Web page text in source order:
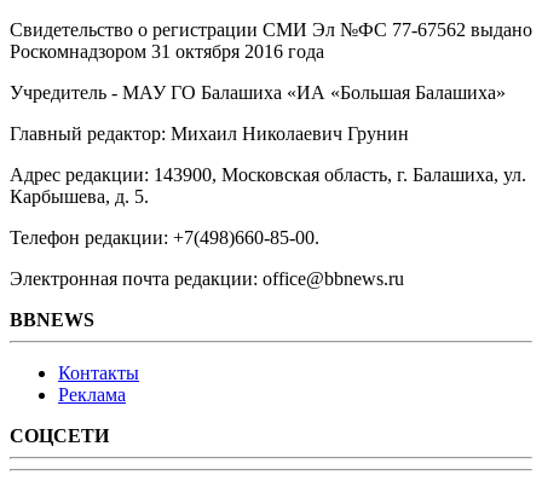
Свидетельство о регистрации СМИ Эл №ФС ‎77-67562 выдано
Роскомнадзором 31 октября 2016 года
Учредитель - МАУ ГО Балашиха «ИА «Большая Балашиха»
Главный редактор: Михаил Николаевич Грунин
Адрес редакции: 143900, Московская область, г. Балашиха, ул.
Карбышева, д. 5.
Телефон редакции: +7(498)660-85-00.
Электронная почта редакции: office@bbnews.ru
BBNEWS
Контакты
Реклама
СОЦСЕТИ